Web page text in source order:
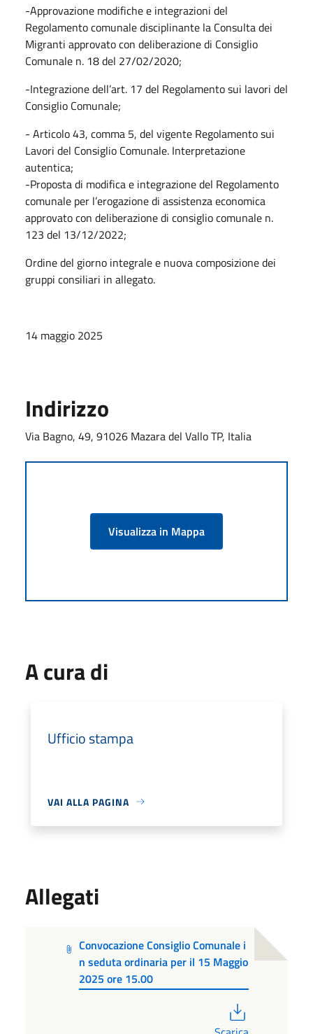
-Approvazione modifiche e integrazioni del
Regolamento comunale disciplinante la Consulta dei
Migranti approvato con deliberazione di Consiglio
Comunale n. 18 del 27/02/2020;
-Integrazione dell’art. 17 del Regolamento sui lavori del
Consiglio Comunale;
- Articolo 43, comma 5, del vigente Regolamento sui
Lavori del Consiglio Comunale. Interpretazione
autentica;
-Proposta di modifica e integrazione del Regolamento
comunale per l’erogazione di assistenza economica
approvato con deliberazione di consiglio comunale n.
123 del 13/12/2022;
Ordine del giorno integrale e nuova composizione dei
gruppi consiliari in allegato.
14 maggio 2025
Indirizzo
Via Bagno, 49, 91026 Mazara del Vallo TP, Italia
Visualizza in Mappa
A cura di
Ufficio stampa
VAI ALLA PAGINA
Allegati
Convocazione Consiglio Comunale i
n seduta ordinaria per il 15 Maggio
2025 ore 15.00